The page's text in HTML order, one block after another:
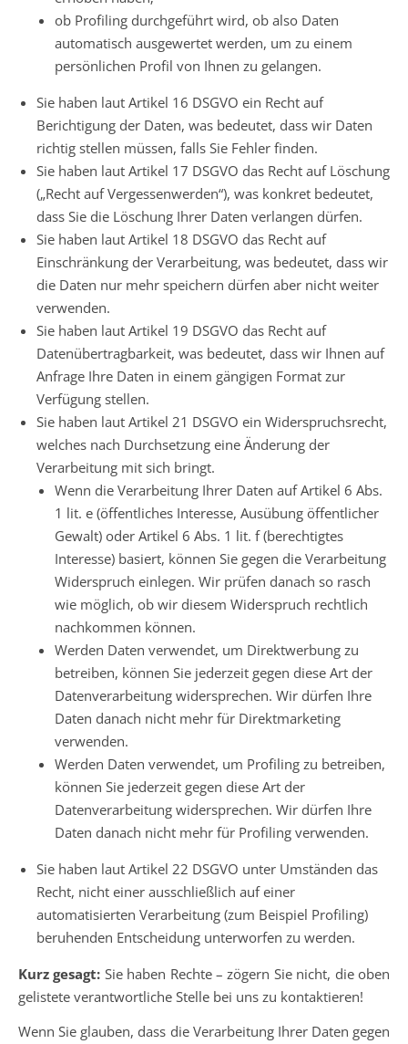
ob Profiling durchgeführt wird, ob also Daten
automatisch ausgewertet werden, um zu einem
persönlichen Profil von Ihnen zu gelangen.
Sie haben laut Artikel 16 DSGVO ein Recht auf
Berichtigung der Daten, was bedeutet, dass wir Daten
richtig stellen müssen, falls Sie Fehler finden.
Sie haben laut Artikel 17 DSGVO das Recht auf Löschung
(„Recht auf Vergessenwerden“), was konkret bedeutet,
dass Sie die Löschung Ihrer Daten verlangen dürfen.
Sie haben laut Artikel 18 DSGVO das Recht auf
Einschränkung der Verarbeitung, was bedeutet, dass wir
die Daten nur mehr speichern dürfen aber nicht weiter
verwenden.
Sie haben laut Artikel 19 DSGVO das Recht auf
Datenübertragbarkeit, was bedeutet, dass wir Ihnen auf
Anfrage Ihre Daten in einem gängigen Format zur
Verfügung stellen.
Sie haben laut Artikel 21 DSGVO ein Widerspruchsrecht,
welches nach Durchsetzung eine Änderung der
Verarbeitung mit sich bringt.
Wenn die Verarbeitung Ihrer Daten auf Artikel 6 Abs.
1 lit. e (öffentliches Interesse, Ausübung öffentlicher
Gewalt) oder Artikel 6 Abs. 1 lit. f (berechtigtes
Interesse) basiert, können Sie gegen die Verarbeitung
Widerspruch einlegen. Wir prüfen danach so rasch
wie möglich, ob wir diesem Widerspruch rechtlich
nachkommen können.
Werden Daten verwendet, um Direktwerbung zu
betreiben, können Sie jederzeit gegen diese Art der
Datenverarbeitung widersprechen. Wir dürfen Ihre
Daten danach nicht mehr für Direktmarketing
verwenden.
Werden Daten verwendet, um Profiling zu betreiben,
können Sie jederzeit gegen diese Art der
Datenverarbeitung widersprechen. Wir dürfen Ihre
Daten danach nicht mehr für Profiling verwenden.
Sie haben laut Artikel 22 DSGVO unter Umständen das
Recht, nicht einer ausschließlich auf einer
automatisierten Verarbeitung (zum Beispiel Profiling)
beruhenden Entscheidung unterworfen zu werden.
Kurz gesagt: Sie haben Rechte – zögern Sie nicht, die oben
gelistete verantwortliche Stelle bei uns zu kontaktieren!
Wenn Sie glauben, dass die Verarbeitung Ihrer Daten gegen